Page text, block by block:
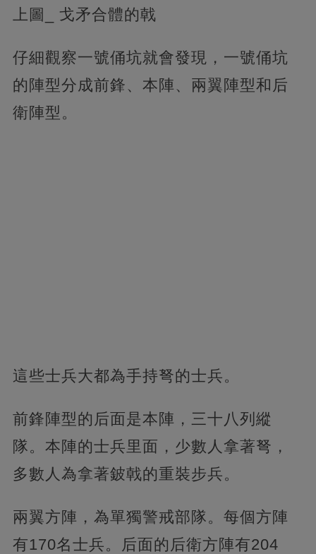
上圖_ 戈矛合體的戟
仔細觀察一號俑坑就會發現，一號俑坑
的陣型分成前鋒、本陣、兩翼陣型和后
衛陣型。
這些士兵大都為手持弩的士兵。
前鋒陣型的后面是本陣，三十八列縱
隊。本陣的士兵里面，少數人拿著弩，
多數人為拿著鈹戟的重裝步兵。
兩翼方陣，為單獨警戒部隊。每個方陣
有170名士兵。后面的后衛方陣有204